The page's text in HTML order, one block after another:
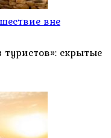
вне
туристов»: скрытые